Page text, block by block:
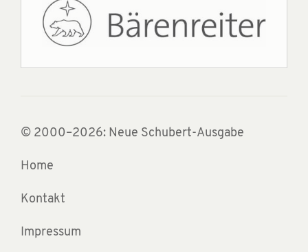
© 2000–2026: Neue Schubert-Ausgabe
Home
Kontakt
Impressum